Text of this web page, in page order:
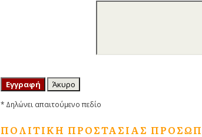
* Δηλώνει απαιτούμενο πεδίο
ΠΟΛΙΤΙΚΉ ΠΡΟΣΤΑΣΊΑΣ